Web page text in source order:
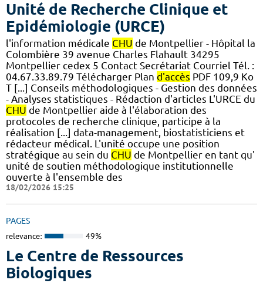
Unité de Recherche Clinique et
Epidémiologie (URCE)
l'information médicale CHU de Montpellier - Hôpital la
Colombière 39 avenue Charles Flahault 34295
Montpellier cedex 5 Contact Secrétariat Courriel Tél. :
04.67.33.89.79 Télécharger Plan d'accès PDF 109,9 Ko
T [...] Conseils méthodologiques - Gestion des données
- Analyses statistiques - Rédaction d'articles L'URCE du
CHU de Montpellier aide à l'élaboration des
protocoles de recherche clinique, participe à la
réalisation [...] data-management, biostatisticiens et
rédacteur médical. L'unité occupe une position
stratégique au sein du CHU de Montpellier en tant qu'
unité de soutien méthodologique institutionnelle
ouverte à l'ensemble des
18/02/2026 15:25
PAGES
relevance: 49%
Le Centre de Ressources
Biologiques